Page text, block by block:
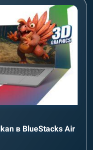
в BlueStacks Air